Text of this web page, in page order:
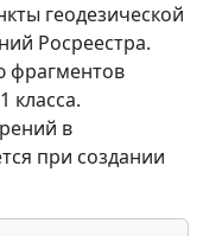
геодезической
Росреестра.
фрагментов
класса.
в
при создании